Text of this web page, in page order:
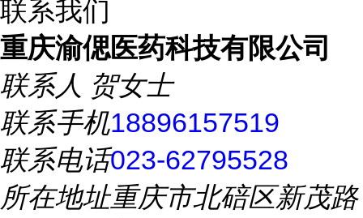
联系我们
重庆渝偲医药科技有限公司
联系人 贺女士
联系手机18896157519
联系电话023-62795528
所在地址重庆市北碚区新茂路